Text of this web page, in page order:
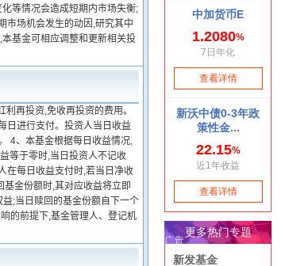
等情况会造成短期内市场失衡;
市场机会发生的动因,研究其中
基金可相应调整和更新相关投
再投资,免收再投资的费用。
日进行支付。投资人当日收益
4、本基金根据每日收益情况,
等于零时,当日投资人不记收
在每日收益支付时,若当日净收
金份额时,其对应收益将立即
;当日赎回的基金份额自下一个
的前提下,基金管理人、登记机